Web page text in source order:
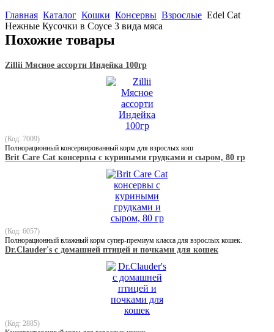
Главная Каталог Кошки Консервы Взрослые Edel Cat
Нежные Кусочки в Соусе 3 вида мяса
Похожие товары
Zillii Мясное ассорти Индейка 100гр
(Код: 7009)
Полнорационный консервированный корм для взрослых кош
Brit Care Cat консервы с куриными грудками и сыром, 80 гр
(Код: 6057)
Полнорационный влажный корм супер-премиум класса для взрослых кошек.
Dr.Clauder's с домашней птицей и почками для кошек
(Код: 2885)